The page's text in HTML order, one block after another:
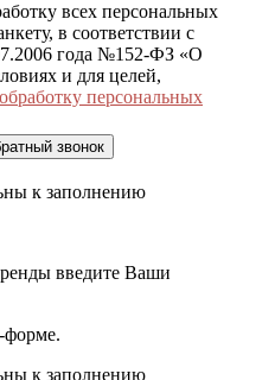
всех персональных
в соответствии с
года №152-ФЗ «О
и для целей,
персональных
к заполнению
введите Ваши
форме.
к заполнению